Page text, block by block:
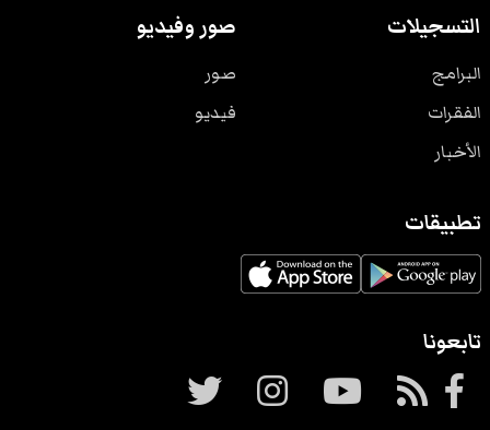
التسجيلات
البرامج
الفقرات
الأخبار
صور وفيديو
صور
فيديو
تطبيقات
تابعونا